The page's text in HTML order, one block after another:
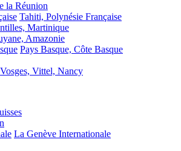
la Réunion
Tahiti, Polynésie Française
Martinique
Amazonie
Pays Basque, Côte Basque
Vosges, Vittel, Nancy
La Genève Internationale